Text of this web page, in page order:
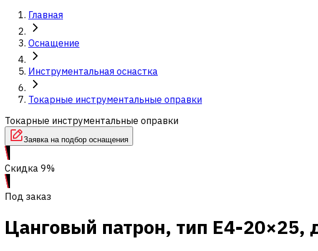
Главная
Оснащение
Инструментальная оснастка
Токарные инструментальные оправки
Токарные инструментальные оправки
Заявка на подбор оснащения
Скидка 9%
Под заказ
Цанговый патрон, тип E4-20×25,